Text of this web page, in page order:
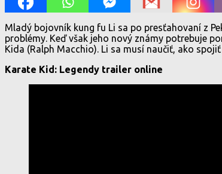
Mladý bojovník kung fu Li sa po presťahovaní z
problémy. Keď však jeho nový známy potrebuje
Kida (Ralph Macchio). Li sa musí naučiť, ako
Karate Kid: Legendy trailer online